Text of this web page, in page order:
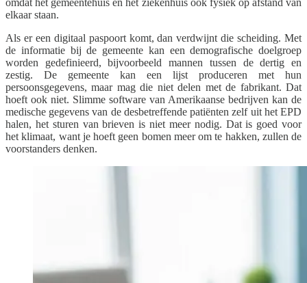
elkaar staan.
Als er een digitaal paspoort komt, dan verdwijnt die scheiding. Met
de informatie bij de gemeente kan een demografische doelgroep
worden gedefinieerd, bijvoorbeeld mannen tussen de dertig en
zestig. De gemeente kan een lijst produceren met hun
persoonsgegevens, maar mag die niet delen met de fabrikant. Dat
hoeft ook niet. Slimme software van Amerikaanse bedrijven kan de
medische gegevens van de desbetreffende patiënten zelf uit het EPD
halen, het sturen van brieven is niet meer nodig. Dat is goed voor
het klimaat, want je hoeft geen bomen meer om te hakken, zullen de
voorstanders denken.